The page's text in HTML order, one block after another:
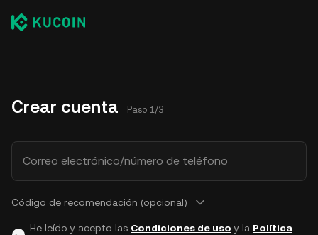
Crear cuenta Paso 1/3
Correo electrónico/número de teléfono
Código de recomendación (opcional)
He leído y acepto las Condiciones de uso y la Política